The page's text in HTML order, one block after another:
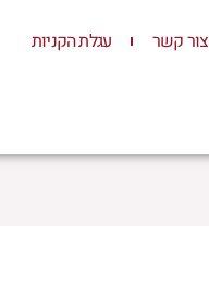
צור קשר עגלת הקניות